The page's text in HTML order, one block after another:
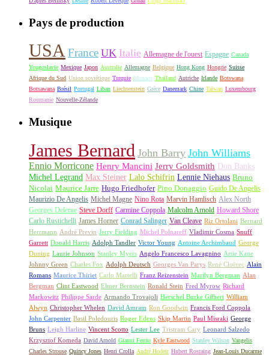
Pays de production
USA France UK Italie Allemagne de l'ouest Espagne Canada
Yougoslavie Mexique Japon Australie Allemagne Belgique Hong Kong Hongrie Suisse
Afrique du Sud Union soviétique Turquie Monaco Thaïland Autriche Irlande Botswana
Botsawana Brésil Portugal Liban Liechtenstein Grèce Danemark Chine Taïwan Luxembourg
Roumanie Nouvelle-Zélande
Musique
James Bernard John Barry John Williams
Ennio Morricone Henry Mancini Jerry Goldsmith Don Banks
Michel Legrand Max Steiner Lalo Schifrin Lennie Niehaus Bruno
Nicolai Maurice Jarre Hugo Friedhofer Pino Donaggio Guido De Angelis
Maurizio De Angelis Michel Magne Nino Rota Marvin Hamlisch Alex North
Georges Delerue Steve Dorff Carmine Coppola Malcolm Arnold Howard Shore
Carlo Rustichelli James Horner Conrad Salinger Van Cleave Riz Ortolani Bernard
Herrmann André Previn Jerry Fielding Michel Polnareff Vladimir Cosma Snuff
Garrett Donald Harris Adolph Tandler Victor Young Antoine Archimbaud George
Duning Laurie Johnson Stanley Myers Angelo Francesco Lavagnino Artie Kane
Johnny Green Charles Fox Adolph Deutsch Georges Van Parys René Cloërec Alain
Romans Maurice Thiriet Carlo Martelli Franz Reizenstein Marilyn Bergman Alan
Bergman Clint Eastwood Elmer Bernstein Ronald Stein Fred Myrow Richard
Markowitz Philippe Sarde Armando Trovajoli Herschel Burke Gilbert William
Alwyn Christopher Whelen David Amram Ron Goodwin Francis Ford Coppola
John Carpenter Basil Poledouris Roger Edens Skip Martin Paul Misraki George
Bruns Leigh Harline Vincent Scotto Lester Lee Tristram Cary Leonard Salzedo
Krzysztof Komeda David Arnold Gianni Ferrio Kyle Eastwood Stanley Wilson Vangelis
Charles Strouse Quincy Jones Henri Crolla André Hodeir Hubert Rostaing Jean-Louis Ducarme